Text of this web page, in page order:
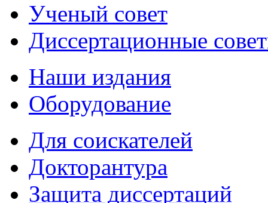
Ученый совет
Диссертационные
Наши издания
Оборудование
Для соискателей
Докторантура
Защита диссертаций